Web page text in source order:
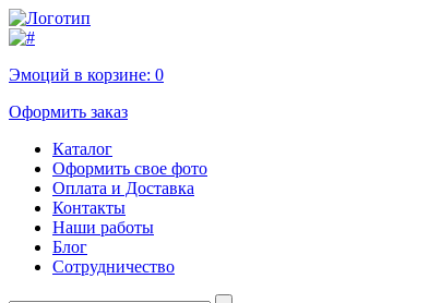
Эмоций в корзине: 0
Оформить заказ
Каталог
Оформить свое фото
Оплата и Доставка
Контакты
Наши работы
Блог
Сотрудничество